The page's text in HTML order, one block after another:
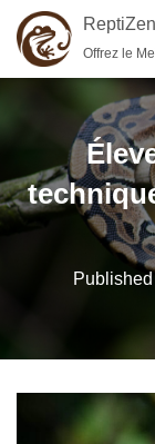
ReptiZen
Offrez le